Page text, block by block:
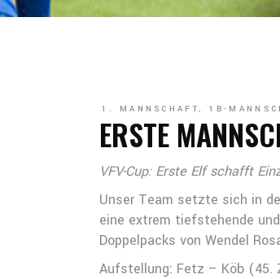
1. MANNSCHAFT, 1B-
ERSTE
VFV-Cup: Erste Elf schafft
Unser Team setzte sich in
eine extrem tiefstehende
Doppelpacks von Wendel
Aufstellung: Fetz – Köb (45.